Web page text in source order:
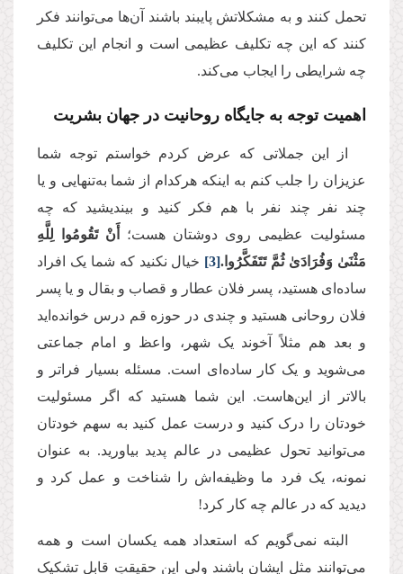
تحمل کنند و به مشکلاتش پایبند باشند آن‌ها می‌توانند فکر
کنند که این چه تکلیف عظیمی است و انجام این تکلیف
چه شرایطی را ایجاب می‌کند.
اهمیت توجه به جایگاه روحانیت در جهان بشریت
از این جملاتی که عرض کردم خواستم توجه شما
عزیزان را جلب کنم به اینکه هرکدام از شما به‌تنهایی و یا
چند نفر چند نفر با هم فکر کنید و بیندیشید که چه
مسئولیت عظیمی روی دوشتان هست؛
أَنْ تَقُومُوا لِلَّهِ
مَثْنَىٰ وَفُرَادَىٰ ثُمَّ تَتَفَكَّرُوا.[3] خیال نکنید که شما یک افراد
ساده‌ای هستید، پسر فلان عطار و قصاب و بقال و یا پسر
فلان روحانی هستید و چندی در حوزه قم درس خوانده‌اید
و بعد هم مثلاً آخوند یک شهر، واعظ و امام جماعتی
می‌شوید و یک کار ساده‌ای است. مسئله بسیار فراتر و
بالاتر از این‌هاست. این شما هستید که اگر مسئولیت
خودتان را درک کنید و درست عمل کنید به سهم خودتان
می‌توانید تحول عظیمی در عالم پدید بیاورید. به عنوان
نمونه، یک فرد ما وظیفه‌اش را شناخت و عمل کرد و
دیدید که در عالم چه کار کرد!
البته نمی‌گویم که استعداد همه یکسان است و همه
می‌توانند مثل ایشان باشند ولی این حقیقتِ قابل تشکیک